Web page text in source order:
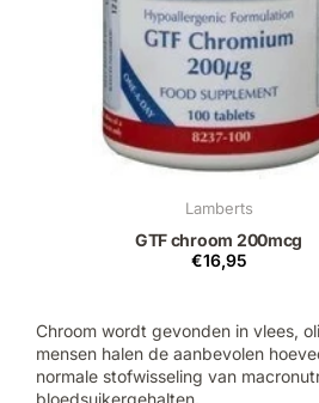
Lamberts
GTF chroom 200mcg
€16,95
Chroom wordt gevonden in vlees,
mensen halen de aanbevolen
normale stofwisseling van